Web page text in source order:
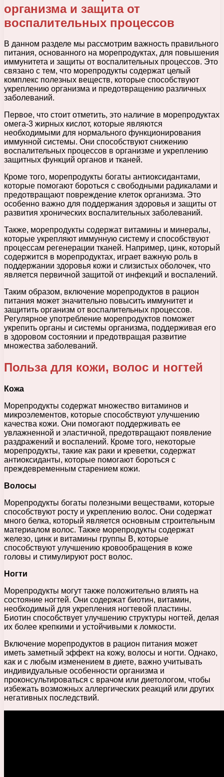
организма и защита от
воспалительных процессов
В данном разделе мы рассмотрим важность правильного
питания, основанного на морепродуктах, для повышения
иммунитета и защиты от воспалительных процессов. Это
связано с тем, что морепродукты содержат целый
комплекс полезных веществ, которые способствуют
укреплению организма и предотвращению различных
заболеваний.
Первое, что стоит отметить, это наличие в морепродуктах
омега-3 жирных кислот, которые являются
необходимыми для нормального функционирования
иммунной системы. Они способствуют снижению
воспалительных процессов в организме и укреплению
защитных функций органов и тканей.
Кроме того, морепродукты богаты антиоксидантами,
которые помогают бороться с свободными радикалами и
предотвращают повреждение клеток организма. Это
особенно важно для поддержания здоровья и защиты от
развития хронических воспалительных заболеваний.
Также, морепродукты содержат витамины и минералы,
которые укрепляют иммунную систему и способствуют
процессам регенерации тканей. Например, цинк, который
содержится в морепродуктах, играет важную роль в
поддержании здоровья кожи и слизистых оболочек, что
является первичной защитой от инфекций и воспалений.
Таким образом, включение морепродуктов в рацион
питания может значительно повысить иммунитет и
защитить организм от воспалительных процессов.
Регулярное употребление морепродуктов поможет
укрепить органы и системы организма, поддерживая его
в здоровом состоянии и предотвращая развитие
множества заболеваний.
Польза для кожи, волос и ногтей
Кожа
Морепродукты содержат множество витаминов и
микроэлементов, которые способствуют улучшению
качества кожи. Они помогают поддерживать ее
увлажненной и эластичной, предотвращают появление
раздражений и воспалений. Кроме того, некоторые
морепродукты, такие как раки и креветки, содержат
антиоксиданты, которые помогают бороться с
преждевременным старением кожи.
Волосы
Морепродукты богаты полезными веществами, которые
способствуют росту и укреплению волос. Они содержат
много белка, который является основным строительным
материалом волос. Также морепродукты содержат
железо, цинк и витамины группы В, которые
способствуют улучшению кровообращения в коже
головы и стимулируют рост волос.
Ногти
Морепродукты могут также положительно влиять на
состояние ногтей. Они содержат биотин, витамин,
необходимый для укрепления ногтевой пластины.
Биотин способствует улучшению структуры ногтей, делая
их более крепкими и устойчивыми к ломкости.
Включение морепродуктов в рацион питания может
иметь заметный эффект на кожу, волосы и ногти. Однако,
как и с любым изменением в диете, важно учитывать
индивидуальные особенности организма и
проконсультироваться с врачом или диетологом, чтобы
избежать возможных аллергических реакций или других
негативных последствий.